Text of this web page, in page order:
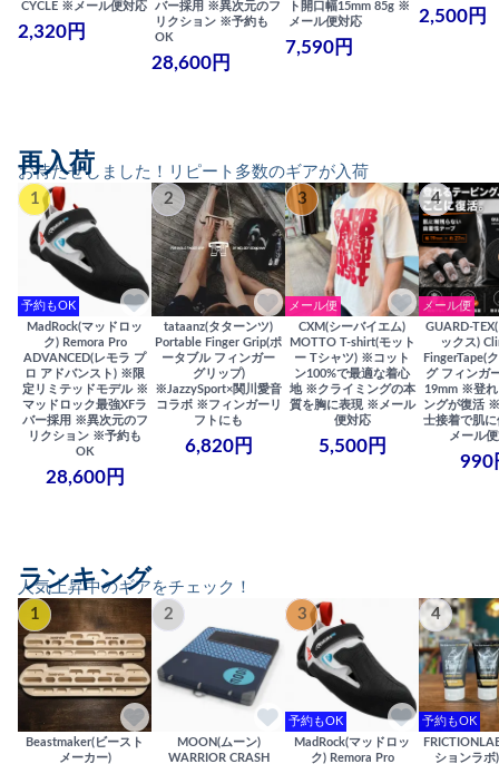
CYCLE ※メール便対応
2,320円
バー採用 ※異次元のフ
リクション ※予約も
OK
28,600円
ト開口幅15mm 85g ※
メール便対応
7,590円
2,500円
お待たせしました！リピート多数のギアが入荷
再入荷
1
予約もOK
MadRock(マッドロッ
ク) Remora Pro
ADVANCED(レモラ プ
ロ アドバンスト) ※限
定リミテッドモデル ※
マッドロック最強XFラ
バー採用 ※異次元のフ
リクション ※予約も
OK
28,600円
2
tataanz(タターンツ)
Portable Finger Grip(ポ
ータブル フィンガー
グリップ)
※JazzySport×関川愛音
コラボ ※フィンガーリ
フトにも
6,820円
3
メール便
CXM(シーバイエム)
MOTTO T-shirt(モット
ー Tシャツ) ※コット
ン100%で最適な着心
地 ※クライミングの本
質を胸に表現 ※メール
便対応
5,500円
4
メール便
GUARD-
ックス)
FingerTape(
グ フィンガ
19mm ※登れ
ングが復活
士接着で肌
メール
990
人気上昇中のギアをチェック！
ランキング
1
Beastmaker(ビースト
メーカー)
2
MOON(ムーン)
WARRIOR CRASH
3
予約もOK
MadRock(マッドロッ
ク) Remora Pro
4
予約もOK
ションラボ